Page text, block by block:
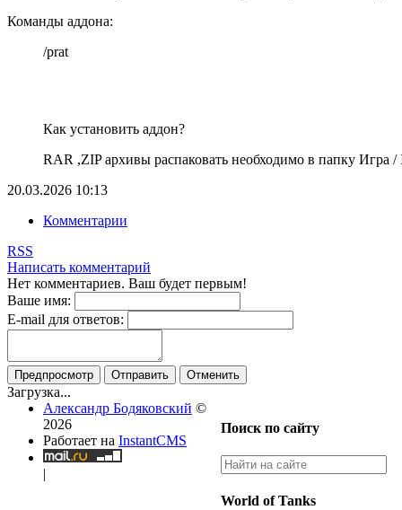
Команды аддона:
/prat
Как установить аддон?
RAR ,ZIP архивы распаковать необходимо в папку Игра /
20.03.2026 10:13
Комментарии
RSS
Написать комментарий
Нет комментариев. Ваш будет первым!
Ваше имя:
E-mail для ответов:
Предпросмотр Отправить Отменить
Загрузка...
Поиск по сайту
World of Tanks
Александр Бодяковский ©
2026
Работает на InstantCMS
|